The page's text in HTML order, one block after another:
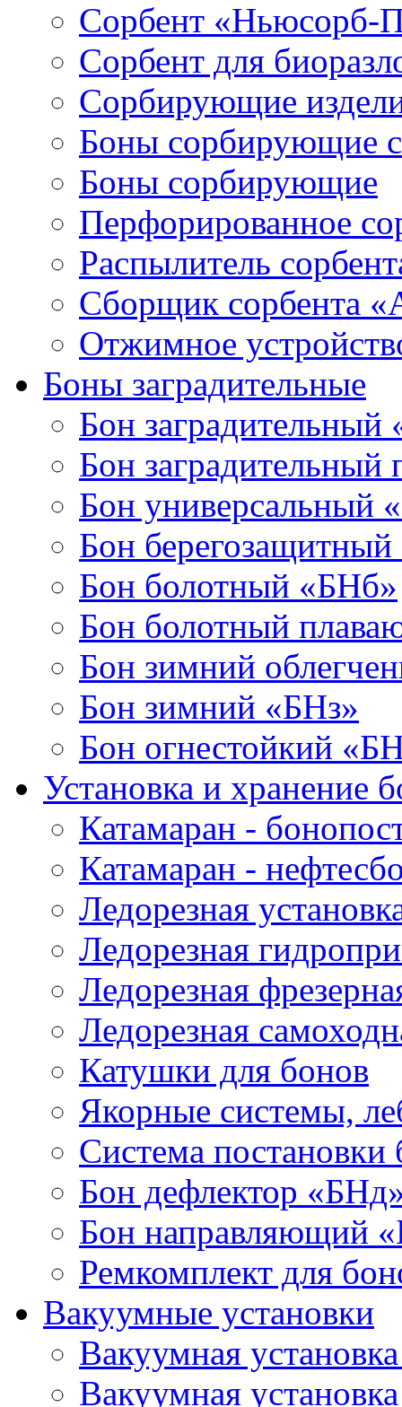
Сорбент «Ньюсорб-
Сорбент для
Сорбирующие
Боны сорбирующие
Боны сорбирующие
Перфорированное
Распылитель
Сборщик сорбента
Отжимное
Боны заградительные
Бон заградительный
Бон
Бон универсальный
Бон
Бон болотный «БНб»
Бон болотный
Бон зимний
Бон зимний «БНз»
Бон огнестойкий
Установка и хранение
Катамаран -
Катамаран -
Ледорезная
Ледорезная
Ледорезная
Ледорезная
Катушки для бонов
Якорные системы,
Система
Бон дефлектор
Бон направляющий
Ремкомплект для
Вакуумные установки
Вакуумная
Вакуумная